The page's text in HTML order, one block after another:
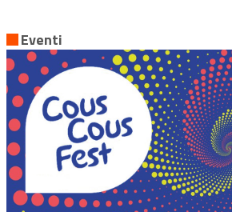
Eventi